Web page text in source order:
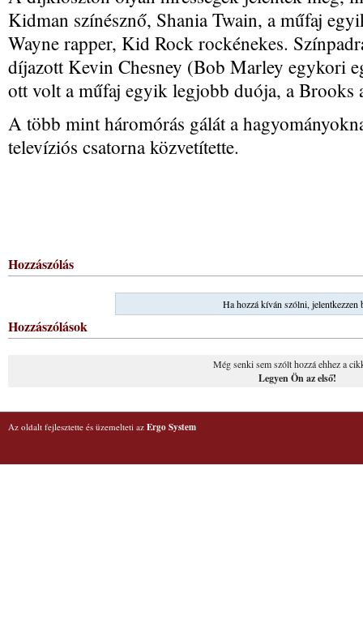
Kidman színésznő, Shania Twain, a műfaj
Wayne rapper, Kid Rock rockénekes.
díjazott Kevin Chesney (Bob Marley egykori
ott volt a műfaj egyik legjobb duója, a Brooks
A több mint háromórás gálát a
televíziós csatorna közvetítette.
Hozzászólás
Ha hozzá kíván szólni, jelentkezzen
Hozzászólások
Még senki sem szólt hozzá ehhez a
Legyen Ön az első!
Az oldalt fejlesztette és üzemelteti az Ergo System